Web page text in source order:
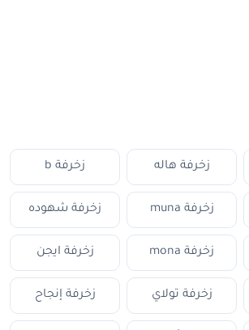
زخرفة هاله زخرفة b
زخرفة muna زخرفة شهوده
زخرفة mona زخرفة ايجن
زخرفة تولاي زخرفة إنجاح